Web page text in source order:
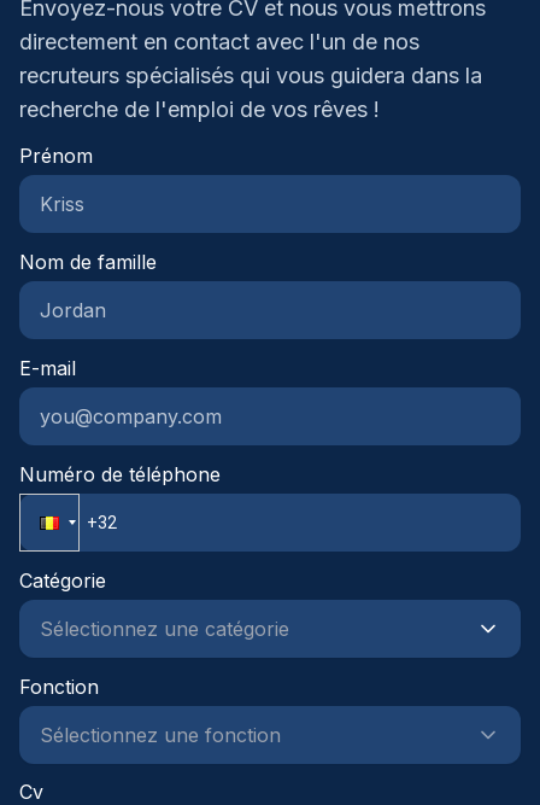
Project, BIM en
projectmanagementtoolsAnalytische en
probleemoplossende vaardighedenErvaring met
budgetbewaking en financiële
organisatorische vaardigheden met aandacht voor
detailSterke communicatie- en interpersoonlijke
en prioriteiten te stellenProactieve houding met
initiatief en verantwoordelijkheidszinTeamgeest en
effectieve samenwerking met
stakeholdersIntegriteit, betrouwbaarheid en
professioneel gedragBereidheid tot ter plaatse
Envoyez-nous votre CV et nous vous mettrons
directement en contact avec l'un de nos
recruteurs spécialisés qui vous guidera dans la
recherche de l'emploi de vos rêves !
Prénom
Nom de famille
E-mail
Numéro de téléphone
Catégorie
Fonction
Cv